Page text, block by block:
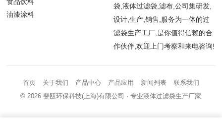
食品饮料
油漆涂料
袋,液体过滤袋,滤布,公司集研发,
设计,生产,销售,服务为一体的过
滤袋生产工厂,是你值得信赖的合
作伙伴,欢迎上门考察和来电咨询!
首页 关于我们 产品中心 产品应用 新闻列表
联系我们
© 2026斐瓯环保科技(上海)有限公司 · 专业液体过滤袋生产厂家